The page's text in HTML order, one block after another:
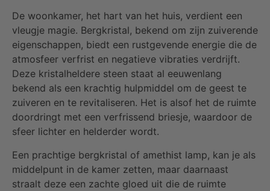
De woonkamer, het hart van het huis, verdient een
vleugje magie. Bergkristal, bekend om zijn zuiverende
eigenschappen, biedt een rustgevende energie die de
atmosfeer verfrist en negatieve vibraties verdrijft.
Deze kristalheldere steen staat al eeuwenlang
bekend als een krachtig hulpmiddel om de geest te
zuiveren en te revitaliseren. Het is alsof het de ruimte
doordringt met een verfrissend briesje, waardoor de
sfeer lichter en helderder wordt.
Een prachtige bergkristal of amethist lamp, kan je als
middelpunt in de kamer zetten, maar daarnaast
straalt deze een zachte gloed uit die de ruimte